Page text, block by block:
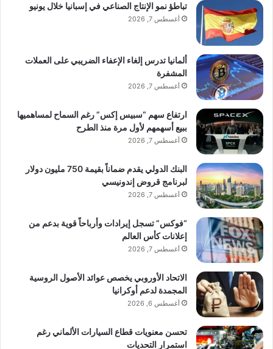
تباطؤ نمو الإنتاج الصناعي في إسبانيا خلال يونيو
أغسطس 7, 2026
ألمانيا تدرس إلغاء الإعفاء الضريبي على العملات
المشفرة
أغسطس 7, 2026
ارتفاع سهم “سبيس إكس” رغم السماح لمساهميها
ببيع أسهمهم لأول مرة منذ الطرح
أغسطس 7, 2026
البنك الدولي يقدم ضماناً بقيمة 750 مليون دولار
لبرنامج قروض إندونيسي
أغسطس 7, 2026
“فوكس” تسجل إيرادات وأرباحاً قوية بدعم من
إعلانات كأس العالم
أغسطس 7, 2026
الاتحاد الأوروبي يخصص عوائد الأصول الروسية
المجمدة لدعم أوكرانيا
أغسطس 6, 2026
تحسن معنويات قطاع السيارات الألماني رغم
استمرار التحديات